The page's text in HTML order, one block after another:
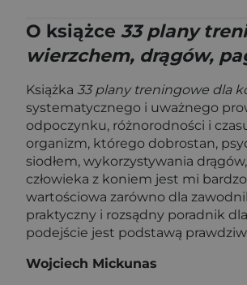
O książce 33 plany
wierzchem, drągów,
Książka 33 plany treningowe dla
systematycznego i uważnego
odpoczynku, różnorodności i
organizm, którego dobrostan,
siodłem, wykorzystywania
człowieka z koniem jest mi
wartościowa zarówno dla
praktyczny i rozsądny poradnik
podejście jest podstawą
Wojciech Mickunas